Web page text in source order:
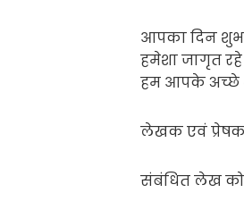
आपका दिन शुभ
हमेशा जागृत
हम आपके अच्छे
लेखक एवं
संबंधित लेख को